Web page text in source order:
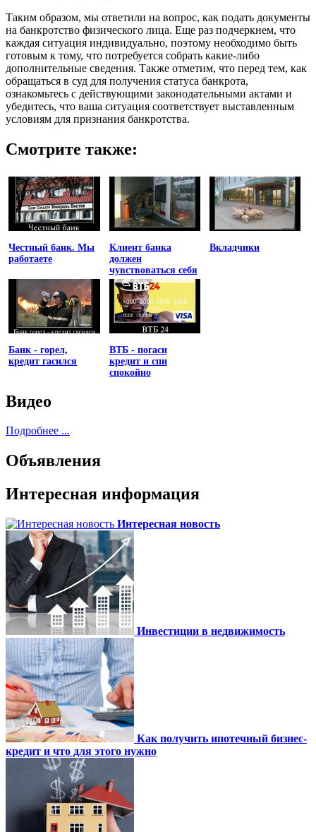
Таким образом, мы ответили на вопрос, как подать документы
на банкротство физического лица. Еще раз подчеркнем, что
каждая ситуация индивидуально, поэтому необходимо быть
готовым к тому, что потребуется собрать какие-либо
дополнительные сведения. Также отметим, что перед тем, как
обращаться в суд для получения статуса банкрота,
ознакомьтесь с действующими законодательными актами и
убедитесь, что ваша ситуация соответствует выставленным
условиям для признания банкротства.
Смотрите также:
Честный банк. Мы
работаете
Клиент банка
должен
чувствоваться себя
униженным
Вкладчики
Банк - горел,
кредит гасился
ВТБ - погаси
кредит и спи
спокойно
Видео
Подробнее ...
Объявления
Интересная информация
Интересная новость
Инвестиции в недвижимость
Как получить ипотечный бизнес-
кредит и что для этого нужно